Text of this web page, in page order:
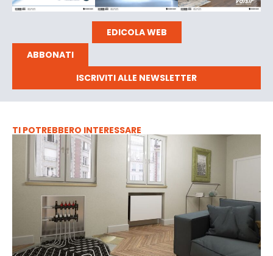
EDICOLA WEB
ABBONATI
ISCRIVITI ALLE NEWSLETTER
TI POTREBBERO INTERESSARE